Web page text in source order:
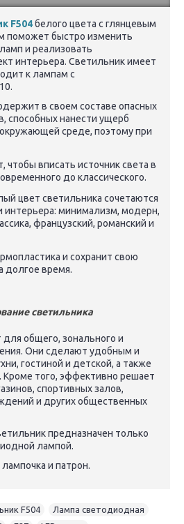
F504белого цвета с глянцевым
поможет быстро изменить
и реализовать
интерьера. Светильник имеет
к лампам с
в своем составе опасных
способных нанести ущерб
среде, поэтому при
вписать источник света в
до классического.
цвет светильника сочетаются
интерьера: минимализм, модерн,
французский, романский и
и сохранит свою
долгое время.
светильника
общего, зонального и
Они сделают удобным и
гостиной и детской, а также
Кроме того, эффективно решает
спортивных залов,
и других общественных
предназначен только
лампой.
и патрон.
F504 Лампа светодиодная